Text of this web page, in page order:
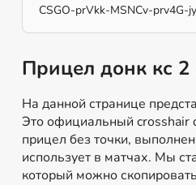
CSGO-prVkk-MSNCv-prv4G-
Прицел донк кс 2
На данной странице
Это официальный crosshair
прицел без точки,
использует в матчах. Мы
который можно